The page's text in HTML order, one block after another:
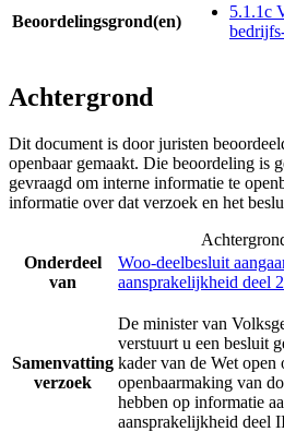
Beoordelingsgrond(en)
5.1.1c
Achtergrond
Dit document is door juristen
openbaar gemaakt. Die beoordeling is
gevraagd om interne informatie te
informatie over dat verzoek en het
Onderdeel
van
Woo-deelbesluit
aansprakelijkheid deel 2
Samenvatting
verzoek
De minister van
verstuurt u een besluit
kader van de Wet
openbaarmaking van
hebben op informatie
aansprakelijkheid deel